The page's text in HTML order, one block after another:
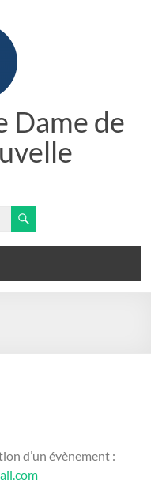
Dame de
d’un évènement :